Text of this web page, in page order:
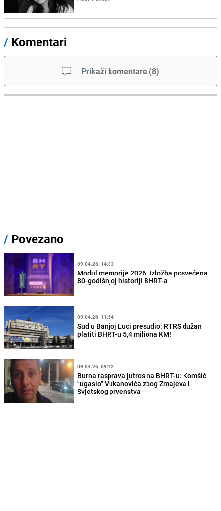
/ Komentari
Prikaži komentare (8)
/ Povezano
09.04.26. 14:03
Modul memorije 2026: Izložba posvećena
80-godišnjoj historiji BHRT-a
09.04.26. 11:54
Sud u Banjoj Luci presudio: RTRS dužan
platiti BHRT-u 5,4 miliona KM!
09.04.26. 09:12
Burna rasprava jutros na BHRT-u: Komšić
"ugasio" Vukanovića zbog Zmajeva i
Svjetskog prvenstva